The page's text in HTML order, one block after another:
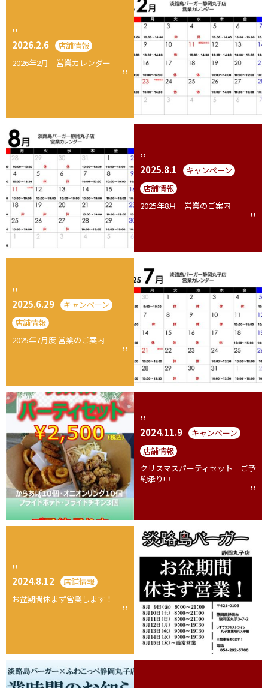
2026.2.6
店舗情報
2026年2月 営業カレンダー
2025.8.1
キャンペーン
店舗情報
2025年8月 営業のご案内
2025.6.29
キャンペーン
店舗情報
2025年7月度 営業のご案内
2024.11.9
キャンペーン
店舗情報
クリスマスパーティセット ご予
約承り中
2024.8.12
店舗情報
お盆期間休まず営業します！